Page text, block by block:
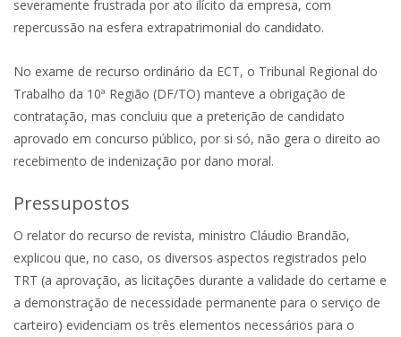
severamente frustrada por ato ilícito da empresa, com
repercussão na esfera extrapatrimonial do candidato.
No exame de recurso ordinário da ECT, o Tribunal Regional do
Trabalho da 10ª Região (DF/TO) manteve a obrigação de
contratação, mas concluiu que a preterição de candidato
aprovado em concurso público, por si só, não gera o direito ao
recebimento de indenização por dano moral.
Pressupostos
O relator do recurso de revista, ministro Cláudio Brandão,
explicou que, no caso, os diversos aspectos registrados pelo
TRT (a aprovação, as licitações durante a validade do certame e
a demonstração de necessidade permanente para o serviço de
carteiro) evidenciam os três elementos necessários para o